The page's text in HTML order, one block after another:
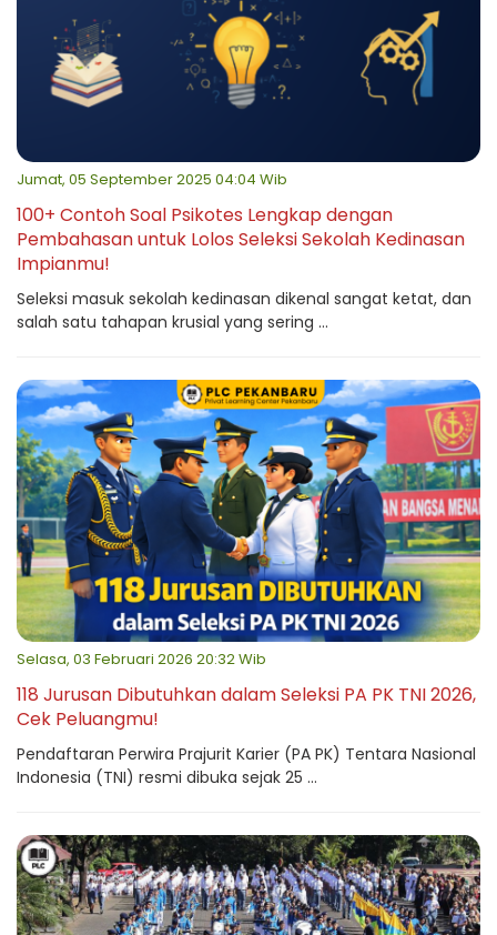
Jumat, 05 September 2025 04:04 Wib
100+ Contoh Soal Psikotes Lengkap dengan
Pembahasan untuk Lolos Seleksi Sekolah Kedinasan
Impianmu!
Seleksi masuk sekolah kedinasan dikenal sangat ketat, dan
salah satu tahapan krusial yang sering ...
Selasa, 03 Februari 2026 20:32 Wib
118 Jurusan Dibutuhkan dalam Seleksi PA PK TNI 2026,
Cek Peluangmu!
Pendaftaran Perwira Prajurit Karier (PA PK) Tentara Nasional
Indonesia (TNI) resmi dibuka sejak 25 ...